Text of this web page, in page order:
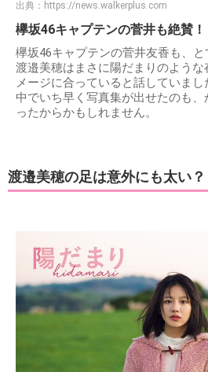
出典： https://news.walkerplus.com
欅坂46キャプテンの菅井も絶賛！
欅坂46キャプテンの菅井友香も、
渡邉美穂はまさに陽だまりのよう
メージに合っていると話していま
中でいち早く写真集が出せたのも
ったからかもしれません。
渡邉美穂の足は意外にも太い？